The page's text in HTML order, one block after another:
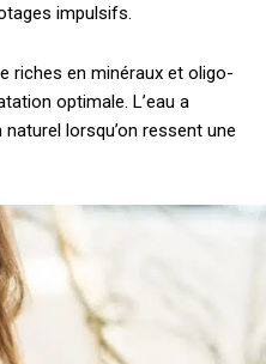
impulsifs.
riches en minéraux et oligo-
optimale. L’eau a
lorsqu’on ressent une